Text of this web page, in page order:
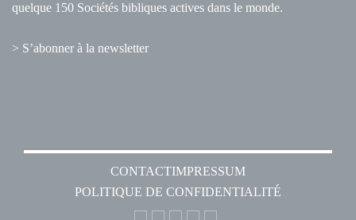
quelque 150 Sociétés bibliques actives dans le monde.
> S’abonner à la newsletter
CONTACTIMPRESSUM
POLITIQUE DE CONFIDENTIALITÉ